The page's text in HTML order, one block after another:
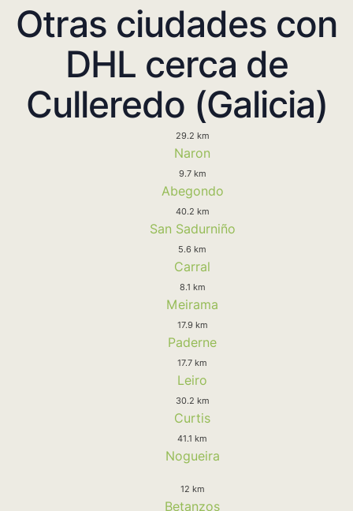
Otras ciudades con
DHL cerca de
Culleredo (Galicia)
29.2 km
Naron
9.7 km
Abegondo
40.2 km
San Sadurniño
5.6 km
Carral
8.1 km
Meirama
17.9 km
Paderne
17.7 km
Leiro
30.2 km
Curtis
41.1 km
Nogueira
12 km
Betanzos